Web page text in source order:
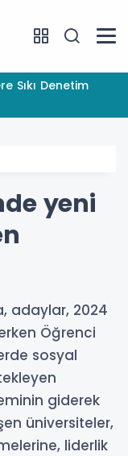
Sıkı Denetim
yeni
adaylar, 2024
Öğrenci
sosyal
giderek
üniversiteler,
liderlik